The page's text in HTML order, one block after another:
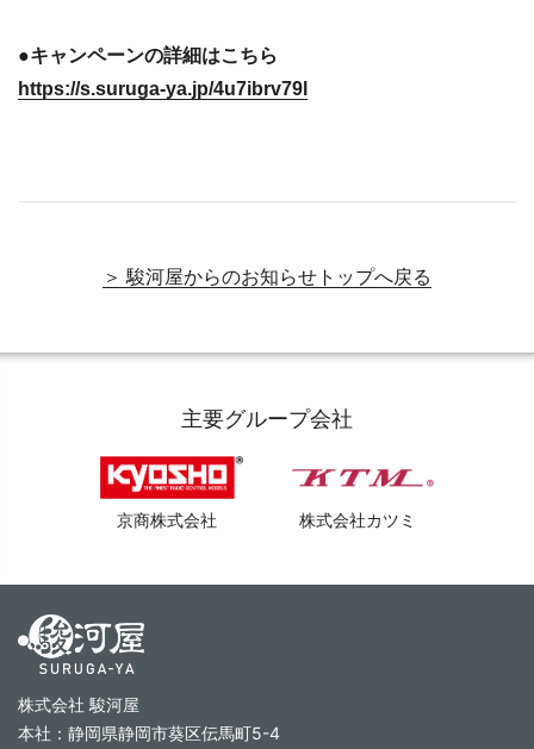
●キャンペーンの詳細はこちら
https://s.suruga-ya.jp/4u7ibrv79l
＞ 駿河屋からのお知らせトップへ戻る
主要グループ会社
京商株式会社 株式会社カツミ
株式会社 駿河屋
本社：静岡県静岡市葵区伝馬町5-4